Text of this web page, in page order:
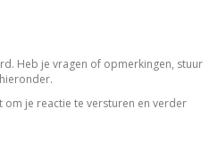
Heb je vragen of opmerkingen, stuur
je reactie te versturen en verder